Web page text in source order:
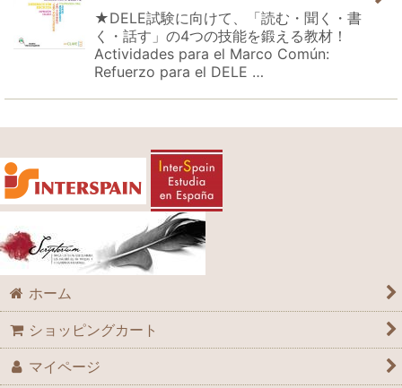
★DELE試験に向けて、「読む・聞く・書
く・話す」の4つの技能を鍛える教材！
Actividades para el Marco Común:
Refuerzo para el DELE …
ホーム
ショッピングカート
マイページ